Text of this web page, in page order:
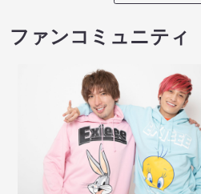
ファンコミュニティ